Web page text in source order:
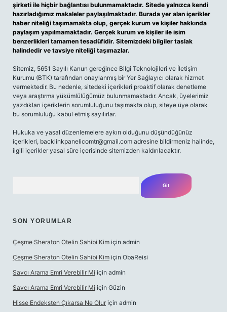
şirketi ile hiçbir bağlantısı bulunmamaktadır. Sitede yalnızca kendi
hazırladığımız makaleler paylaşılmaktadır. Burada yer alan içerikler
haber niteliği taşımamakta olup, gerçek kurum ve kişiler hakkında
paylaşım yapılmamaktadır. Gerçek kurum ve kişiler ile isim
benzerlikleri tamamen tesadüfidir. Sitemizdeki bilgiler taslak
halindedir ve tavsiye niteliği taşımazlar.
Sitemiz, 5651 Sayılı Kanun gereğince Bilgi Teknolojileri ve İletişim
Kurumu (BTK) tarafından onaylanmış bir Yer Sağlayıcı olarak hizmet
vermektedir. Bu nedenle, sitedeki içerikleri proaktif olarak denetleme
veya araştırma yükümlülüğümüz bulunmamaktadır. Ancak, üyelerimiz
yazdıkları içeriklerin sorumluluğunu taşımakta olup, siteye üye olarak
bu sorumluluğu kabul etmiş sayılırlar.
Hukuka ve yasal düzenlemelere aykırı olduğunu düşündüğünüz
içerikleri, backlinkpanelicomtr@gmail.com adresine bildirmeniz halinde,
ilgili içerikler yasal süre içerisinde sitemizden kaldırılacaktır.
SON YORUMLAR
Çeşme Sheraton Otelin Sahibi Kim için admin
Çeşme Sheraton Otelin Sahibi Kim için ObaReisi
Savcı Arama Emri Verebilir Mi için admin
Savcı Arama Emri Verebilir Mi için Güzin
Hisse Endeksten Çıkarsa Ne Olur için admin